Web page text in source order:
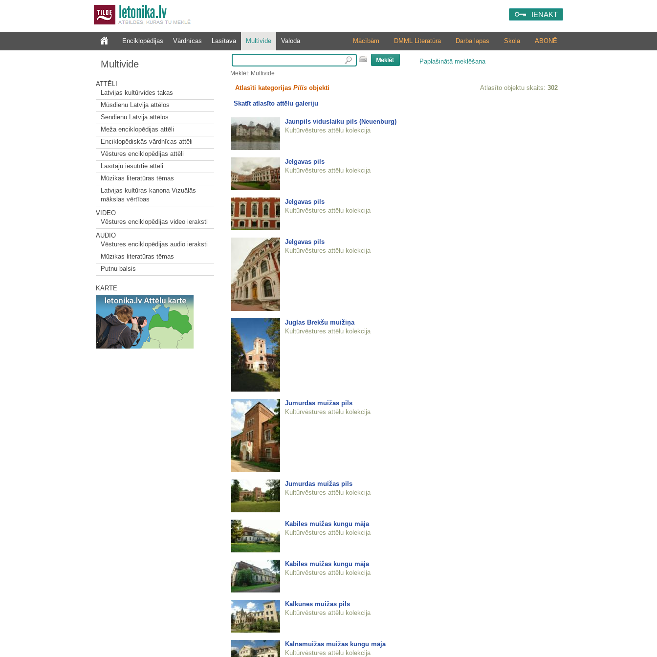
IENĀKT
Enciklopēdijas Vārdnīcas Lasītava Multivide Valoda ABONĒ
Skola
Darba lapas
DMML Literatūra
Mācībām
Multivide
ATTĒLI
Latvijas kultūrvides takas
Mūsdienu Latvija attēlos
Sendienu Latvija attēlos
Meža enciklopēdijas attēli
Enciklopēdiskās vārdnīcas attēli
Vēstures enciklopēdijas attēli
Lasītāju iesūtītie attēli
Mūzikas literatūras tēmas
Latvijas kultūras kanona Vizuālās
mākslas vērtības
VIDEO
Vēstures enciklopēdijas video ieraksti
AUDIO
Vēstures enciklopēdijas audio ieraksti
Mūzikas literatūras tēmas
Putnu balsis
KARTE
Paplašinātā meklēšana
Meklēt: Multivide
Atlasīti kategorijas Pilisobjekti Atlasīto objektu skaits: 302
Skatīt atlasīto attēlu galeriju
Jaunpils viduslaiku pils (Neuenburg)
Kultūrvēstures attēlu kolekcija
Jelgavas pils
Kultūrvēstures attēlu kolekcija
Jelgavas pils
Kultūrvēstures attēlu kolekcija
Jelgavas pils
Kultūrvēstures attēlu kolekcija
Juglas Brekšu muižiņa
Kultūrvēstures attēlu kolekcija
Jumurdas muižas pils
Kultūrvēstures attēlu kolekcija
Jumurdas muižas pils
Kultūrvēstures attēlu kolekcija
Kabiles muižas kungu māja
Kultūrvēstures attēlu kolekcija
Kabiles muižas kungu māja
Kultūrvēstures attēlu kolekcija
Kalkūnes muižas pils
Kultūrvēstures attēlu kolekcija
Kalnamuižas muižas kungu māja
Kultūrvēstures attēlu kolekcija